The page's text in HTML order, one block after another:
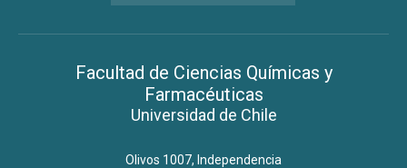
Facultad de Ciencias Químicas y
Farmacéuticas
Universidad de Chile
Olivos 1007, Independencia